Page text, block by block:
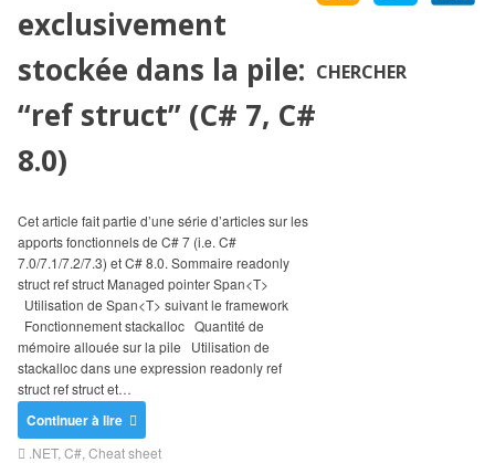
exclusivement
stockée dans la pile:
“ref struct” (C# 7, C#
8.0)
Cet article fait partie d’une série d’articles sur les
apports fonctionnels de C# 7 (i.e. C#
7.0/7.1/7.2/7.3) et C# 8.0. Sommaire readonly
struct ref struct Managed pointer Span<T>
Utilisation de Span<T> suivant le framework
Fonctionnement stackalloc Quantité de
mémoire allouée sur la pile Utilisation de
stackalloc dans une expression readonly ref
struct ref struct et…
Continuer à lire
.NET, C# Cheat sheet
CHERCHER